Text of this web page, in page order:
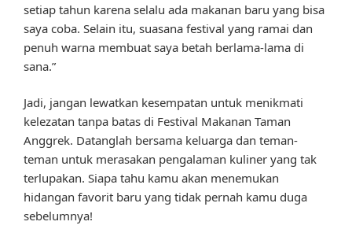
setiap tahun karena selalu ada makanan baru yang bisa
saya coba. Selain itu, suasana festival yang ramai dan
penuh warna membuat saya betah berlama-lama di
sana.”
Jadi, jangan lewatkan kesempatan untuk menikmati
kelezatan tanpa batas di Festival Makanan Taman
Anggrek. Datanglah bersama keluarga dan teman-
teman untuk merasakan pengalaman kuliner yang tak
terlupakan. Siapa tahu kamu akan menemukan
hidangan favorit baru yang tidak pernah kamu duga
sebelumnya!